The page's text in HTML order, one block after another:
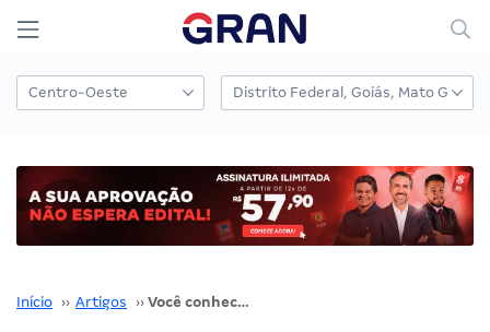
Início ›› Artigos ›› Você conhece a Eritroblastose Fetal? Ela pode cair na sua prova!